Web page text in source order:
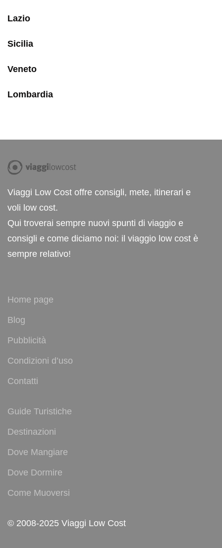
Lazio
Sicilia
Veneto
Lombardia
Viaggi Low Cost offre consigli, mete, itinerari e
voli low cost.
Qui troverai sempre nuovi spunti di viaggio e
consigli e come diciamo noi: il viaggio low cost è
sempre relativo!
Home page
Blog
Pubblicità
Condizioni d’uso
Contatti
Guide Turistiche
Destinazioni
Dove Mangiare
Dove Dormire
Come Muoversi
© 2008-2025 Viaggi Low Cost